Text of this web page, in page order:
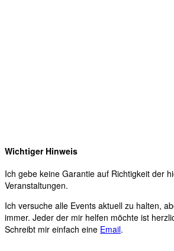
Wichtiger Hinweis
Ich gebe keine Garantie auf Richtigkeit der
Veranstaltungen.
Ich versuche alle Events aktuell zu halten,
immer. Jeder der mir helfen möchte ist
Schreibt mir einfach eine Email.